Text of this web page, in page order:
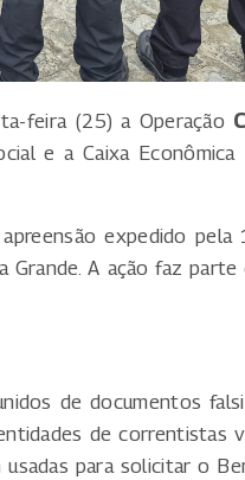
feira (25) a Operação
e a Caixa Econômica
expedido pela
Grande. A ação faz
de documentos
de correntistas
usadas para solicitar o